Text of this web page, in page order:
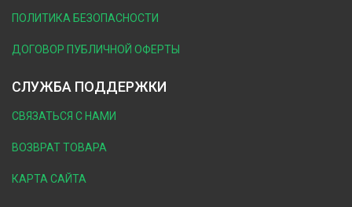
ПОЛИТИКА БЕЗОПАСНОСТИ
ДОГОВОР ПУБЛИЧНОЙ ОФЕРТЫ
СЛУЖБА ПОДДЕРЖКИ
СВЯЗАТЬСЯ С НАМИ
ВОЗВРАТ ТОВАРА
КАРТА САЙТА